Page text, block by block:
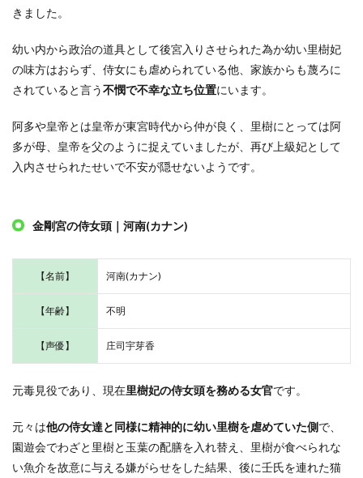
きました。
幼い内から政治の道具として後宮入りさせられた為か幼い里樹妃
の味方はおらず、侍女にも虐められている他、家族からも蔑ろに
されていると言う不憫で不幸な立ち位置にいます。
阿多や皇帝とは皇帝が東宮時代から仲が良く、里樹にとっては阿
多が母、皇帝を父のように捉えていましたが、再び上級妃として
入内させられたせいで不安が隠せないようです。
金剛宮の侍女頭｜河南(カナン)
【名前】 河南(カナン)
【年齢】 不明
【声優】 庄司宇芽香
元毒見役であり、現在里樹妃の侍女頭を務める女官です。
元々は他の侍女達と同様に精神的に幼い里樹を虐めていた側で、
園遊会でわざと里樹と玉葉の配膳を入れ替え、里樹が食べられな
い魚介を故意に与える嫌がらせをした結果、後に壬氏を連れた猫